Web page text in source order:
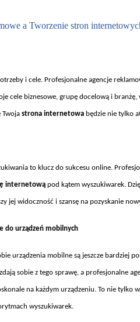
a Tworzenie stron
i cele. Profesjonalne agencje
cele biznesowe, grupę docelową i branżę,
Twoja strona internetowa będzie nie tylko
to klucz do sukcesu online.
internetową pod kątem wyszukiwarek.
jej widoczność i szansę na pozyskanie
do urządzeń mobilnych
urządzenia mobilne są jeszcze bardziej
ą sobie z tego sprawę, a profesjonalne
na każdym urządzeniu. To nie
wyszukiwarek.